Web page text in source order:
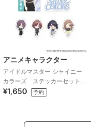
アニメキャラクター
アイドルマスター シャイニー
カラーズ ステッカーセット
(283プロ ノクチル)
¥1,650 予約